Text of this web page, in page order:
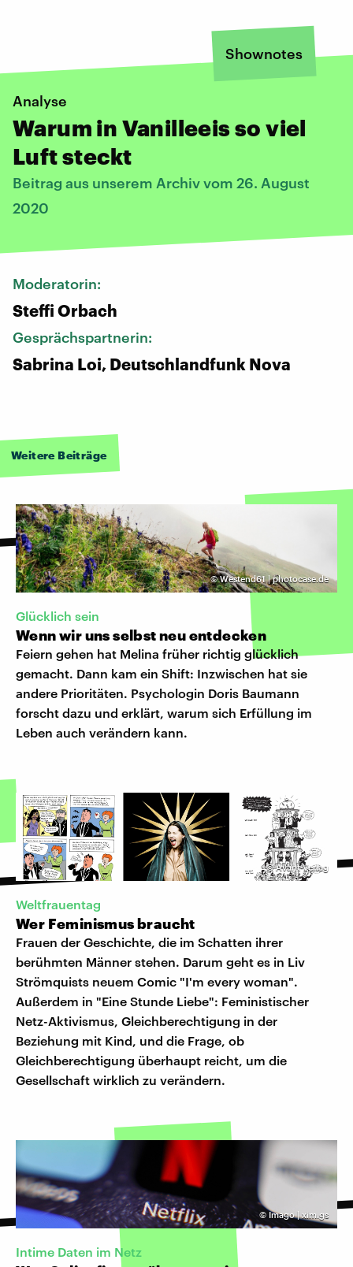
Shownotes
Analyse
Warum in Vanilleeis so viel
Luft steckt
Beitrag aus unserem Archiv vom 26. August
2020
Moderatorin:
Steffi Orbach
Gesprächspartnerin:
Sabrina Loi, Deutschlandfunk Nova
Weitere Beiträge
©Westend61 | photocase.de
Glücklich sein
Wenn wir uns selbst neu entdecken
Feiern gehen hat Melina früher richtig glücklich
gemacht. Dann kam ein Shift: Inzwischen hat sie
andere Prioritäten. Psychologin Doris Baumann
forscht dazu und erklärt, warum sich Erfüllung im
Leben auch verändern kann.
©Avant-Verlag
Weltfrauentag
Wer Feminismus braucht
Frauen der Geschichte, die im Schatten ihrer
berühmten Männer stehen. Darum geht es in Liv
Strömquists neuem Comic "I'm every woman".
Außerdem in "Eine Stunde Liebe": Feministischer
Netz-Aktivismus, Gleichberechtigung in der
Beziehung mit Kind, und die Frage, ob
Gleichberechtigung überhaupt reicht, um die
Gesellschaft wirklich zu verändern.
© Imago | xim.gs
Intime Daten im Netz